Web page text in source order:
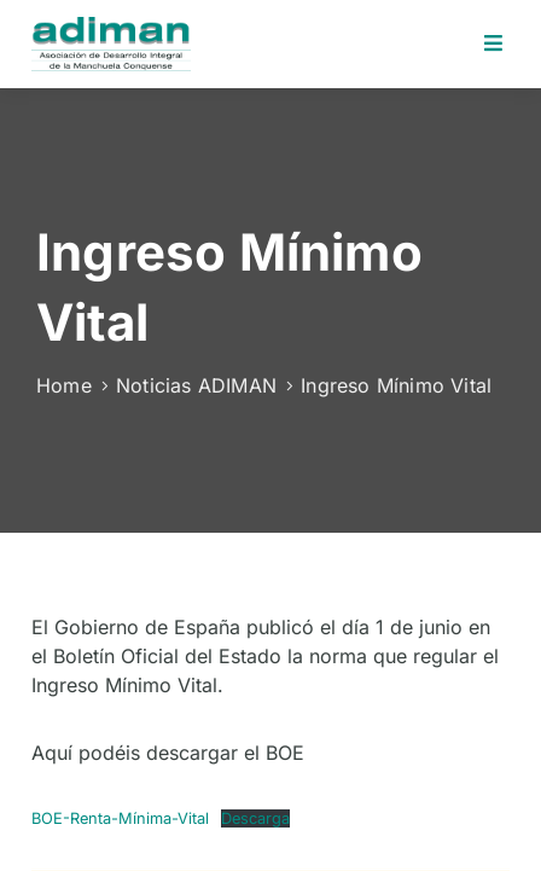
Desafios
Electrónica
Contratante
Area
Ingreso Mínimo
Vital
Home Noticias ADIMAN Ingreso Mínimo Vital
El Gobierno de España publicó el día 1 de junio en
el Boletín Oficial del Estado la norma que regular el
Ingreso Mínimo Vital.
Aquí podéis descargar el BOE
BOE-Renta-Mínima-Vital Descarga